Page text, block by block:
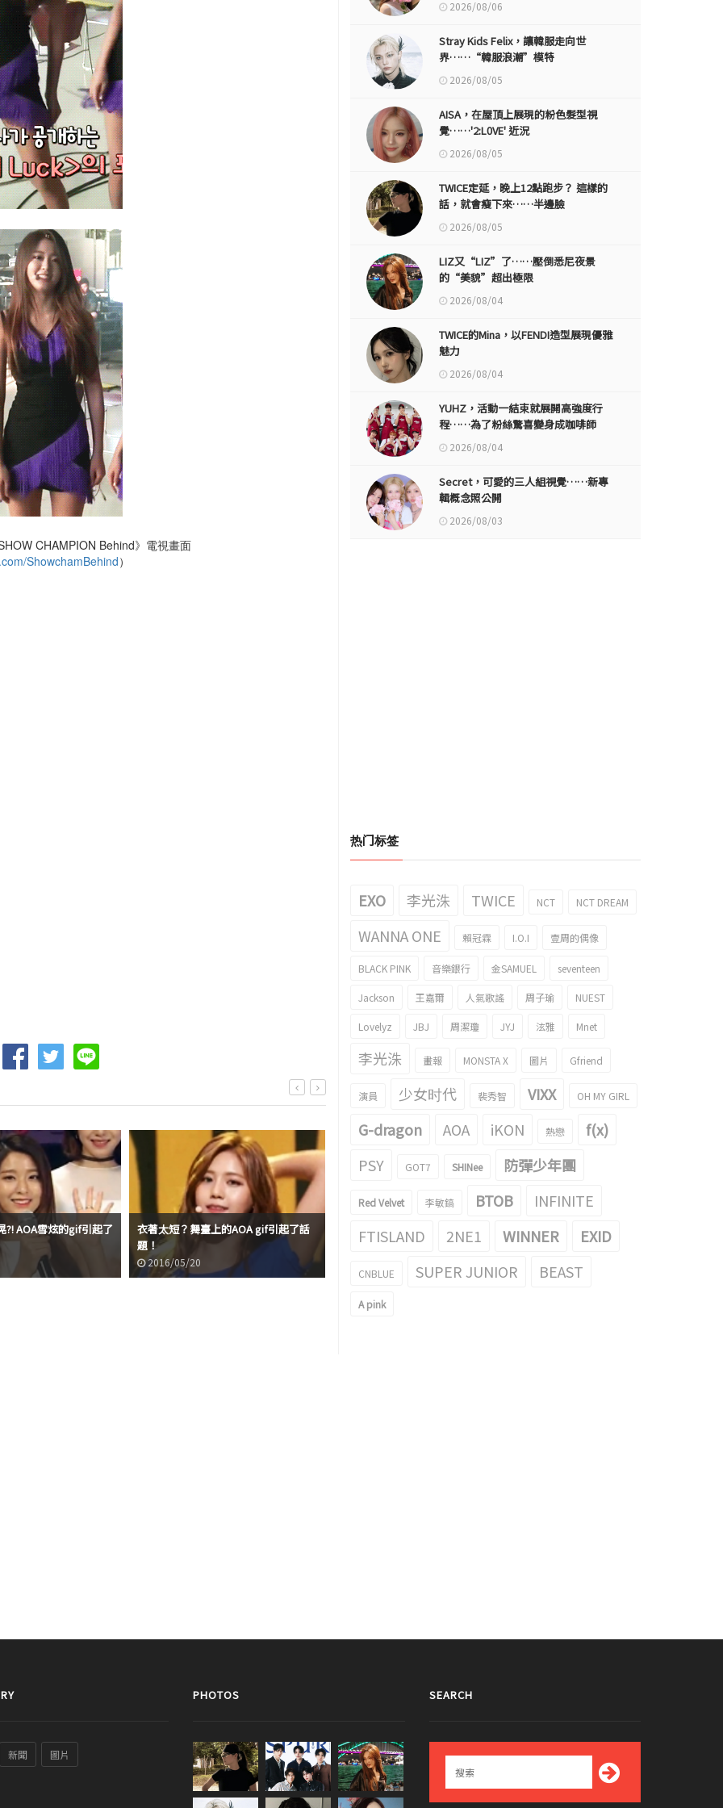
CHAMPION Behind》電視畫面
ShowchamBehind）
?! AOA雪炫的gif引起了
衣著太短？舞臺上的AOA gif引起了話
題！
2016/05/20
AOA沒穿高跟鞋？！！
變身爲穿紅色泳衣的救生員！AOA的照
片引起了話題！
2026/08/06
Stray Kids Felix，讓韓服走向世
界……“韓服浪潮”模特
2026/08/05
AISA，在屋頂上展現的粉色髮型視
覺……'2:L0VE' 近況
2026/08/05
TWICE定延，晚上12點跑步？ 這樣的
話，就會瘦下來……半邊臉
2026/08/05
LIZ又“LIZ”了……壓倒悉尼夜景
的“美貌”超出極限
2026/08/04
TWICE的Mina，以FENDI造型展現優雅
魅力
2026/08/04
YUHZ，活動一結束就展開高強度行
程……為了粉絲驚喜變身成咖啡師
2026/08/04
Secret，可愛的三人組視覺……新專
輯概念照公開
2026/08/03
热门标签
EXO 李光洙 TWICE NCT NCT DREAM
WANNA ONE 賴冠霖 I.O.I 壹周的偶像
BLACK PINK 音樂銀行 金SAMUEL seventeen
Jackson 王嘉爾 人氣歌謠 周子瑜 NUEST
Lovelyz JBJ 周潔瓊 JYJ 泫雅 Mnet
李光洙 畫報 MONSTA X 圖片 Gfriend
演員 少女时代 裴秀智 VIXX OH MY GIRL
G-dragon AOA iKON 熱戀
f(x)
PSY
GOT7 SHINee 防彈少年團
Red Velvet 李敏鎬 BTOB
INFINITE
FTISLAND
2NE1 WINNER EXID
CNBLUE SUPER JUNIOR BEAST
A pink
新聞 圖片
PHOTOS SEARCH